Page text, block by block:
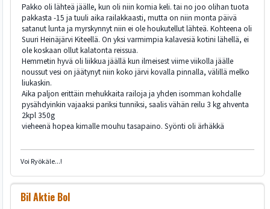
Pakko oli lähteä jäälle, kun oli niin komia keli. tai no joo olihan tuota
pakkasta -15 ja tuuli aika railakkaasti, mutta on niin monta päivä
satanut lunta ja myrskynnyt niin ei ole houkutellut lähteä. Kohteena oli
Suuri Heinäjärvi Kiteellä. On yksi varmimpia kalavesiä kotini lähellä, ei
ole koskaan ollut kalatonta reissua.
Hemmetin hyvä oli liikkua jäällä kun ilmeisest viime viikolla jäälle
noussut vesi on jäätynyt niin koko järvi kovalla pinnalla, välillä melko
liukaskin.
Aika paljon erittäin mehukkaita railoja ja yhden isomman kohdalle
pysähdyinkin vajaaksi pariksi tunniksi, saalis vähän reilu 3 kg ahventa
2kpl 350g
vieheenä hopea kimalle mouhu tasapaino. Syönti oli ärhäkkä
Voi Ryökäle...!
Bil Aktie Bol